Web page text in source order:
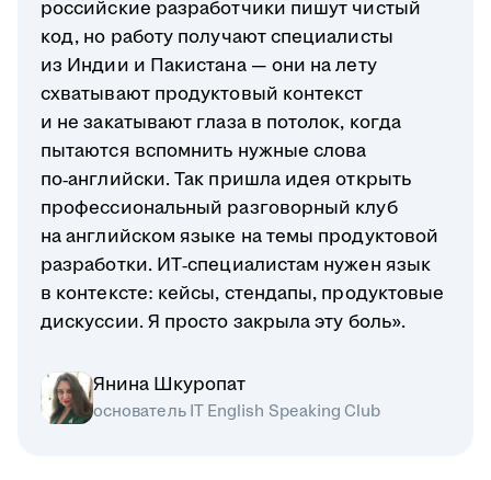
российские разработчики пишут чистый
код, но работу получают специалисты
из Индии и Пакистана — они на лету
схватывают продуктовый контекст
и не закатывают глаза в потолок, когда
пытаются вспомнить нужные слова
по‑английски. Так пришла идея открыть
профессиональный разговорный клуб
на английском языке на темы продуктовой
разработки. ИТ‑специалистам нужен язык
в контексте: кейсы, стендапы, продуктовые
дискуссии. Я просто закрыла эту боль».
Янина Шкуропат
основатель IT English Speaking Club